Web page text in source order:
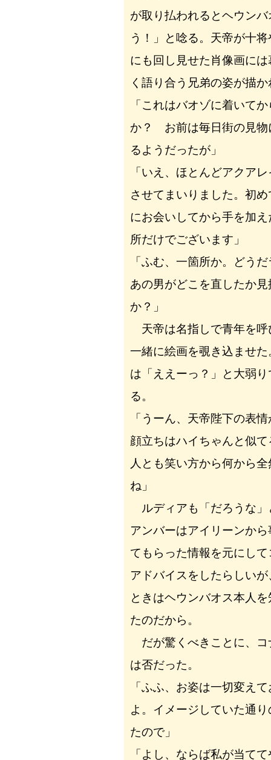
が取り払われるとヘウン
う！」と唸る。天帝が十
にも回し見せた肖像画に
く語り合う兄弟の姿が描
「これはバオゾに着いて
か？ お前は毎日街の見物
るようだったが」
「いえ、ほとんどアクア
させてまいりました。初
にお会いしてから手を加
所だけでございます」
「ふむ、一箇所か。どう
あの男がどこを直したか見
か？」
天帝は名指しで青年を呼
一緒に絵画を覗き込ませ
は「ええーっ？」と大弱
る。
「うーん、天帝陛下の表
顔立ちはハイちゃんと似
人とも笑い方から何から
ね」
ルディアも「だろうな」
アンバーはアイリーンか
てもらった情報を元にし
アドバイスをしたらしい
ときはヘウンバオス本人
たのだから。
だが驚くべきことに、コ
は否だった。
「ふふ、お姿は一切変え
よ。イメージしていた通
たので」
「よし、ならば私が当て